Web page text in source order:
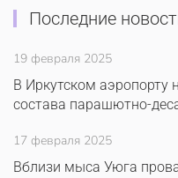
Последние
19 февраля 2025
В Иркутском аэропорту
состава парашютно-
17 февраля 2025
Вблизи мыса Уюга